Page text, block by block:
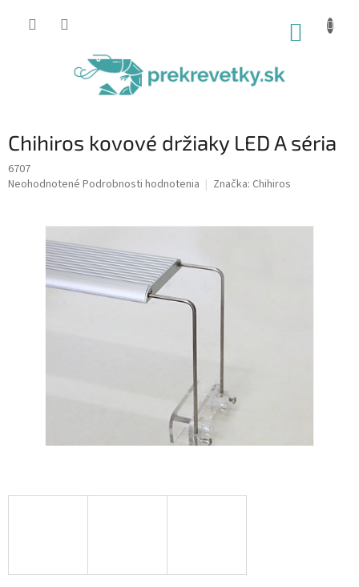
Chihiros kovové držiaky LED A séria
6707
Priemerné
hviezdičiek.
Neohodnotené Podrobnosti hodnotenia Značka: Chihiros